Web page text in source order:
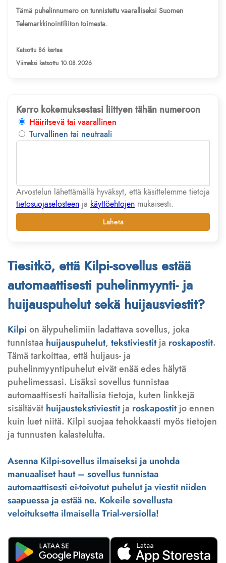
Tämä puhelinnumero on tunnistettu vaaralliseksi Suomen
Telemarkkinointiliiton toimesta.
Katsottu 86 kertaa
Viimeksi katsottu 10.08.2026
Kerro kokemuksestasi liittyen tähän numeroon
Häiritsevä tai vaarallinen
Turvallinen tai neutraali
Arvostelun lähettämällä hyväksyt, että käsittelemme tietoja
tietosuojaselosteen ja käyttöehtojen mukaisesti.
Lähetä
Tiesitkö, että Kilpi-sovellus estää
automaattisesti puhelinmyynti- ja
huijauspuhelut sekä huijausviestit?
Kilpi on älypuhelimiin ladattava sovellus, joka
tunnistaa huijauspuhelut, tekstiviestitja roskapostit.
Tämä tarkoittaa, että huijaus- ja
puhelinmyyntipuhelut eivät enää edes hälytä
puhelimessasi. Lisäksi sovellus tunnistaa
automaattisesti haitallisia tietoja, kuten linkkejä
sisältävät huijaustekstiviestitja roskapostitjo ennen
kuin luet niitä. Kilpi suojaa tehokkaasti myös tietojen
ja tunnusten kalastelulta.
Asenna Kilpi-sovellus ilmaiseksi ja unohda
manuaaliset haut – sovellus tunnistaa
automaattisesti ei-toivotut puhelut ja viestit niiden
saapuessa ja estää ne. Kokeile sovellusta
veloituksetta ilmaisella Trial-versiolla!